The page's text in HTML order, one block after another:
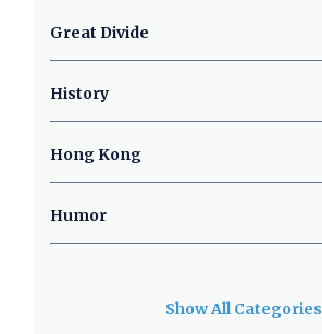
Great Divide
History
Hong Kong
Humor
Show All Categories